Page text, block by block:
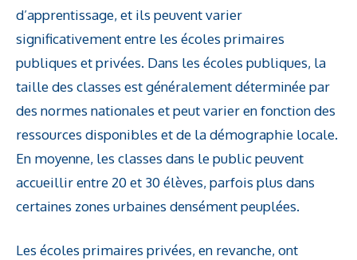
d’apprentissage, et ils peuvent varier
significativement entre les écoles primaires
publiques et privées. Dans les écoles publiques, la
taille des classes est généralement déterminée par
des normes nationales et peut varier en fonction des
ressources disponibles et de la démographie locale.
En moyenne, les classes dans le public peuvent
accueillir entre 20 et 30 élèves, parfois plus dans
certaines zones urbaines densément peuplées.
Les écoles primaires privées, en revanche, ont